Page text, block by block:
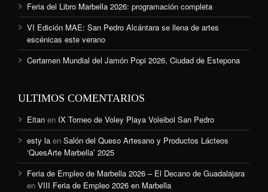
Feria del Libro Marbella 2026: programación completa
VI Edición MAE: San Pedro Alcántara se llena de artes
escénicas este verano
Certamen Mundial del Jamón Popi 2026, Ciudad de Estepona
ULTIMOS COMENTARIOS
Eitan en IX Torneo de Voley Playa Voleibol San Pedro
esty la en Salón del Queso Artesano y Productos Lácteos
‘QuesArte Marbella’ 2025
Feria de Empleo de Marbella 2026 – El Decano de Guadalajara
en VIII Feria de Empleo 2026 en Marbella